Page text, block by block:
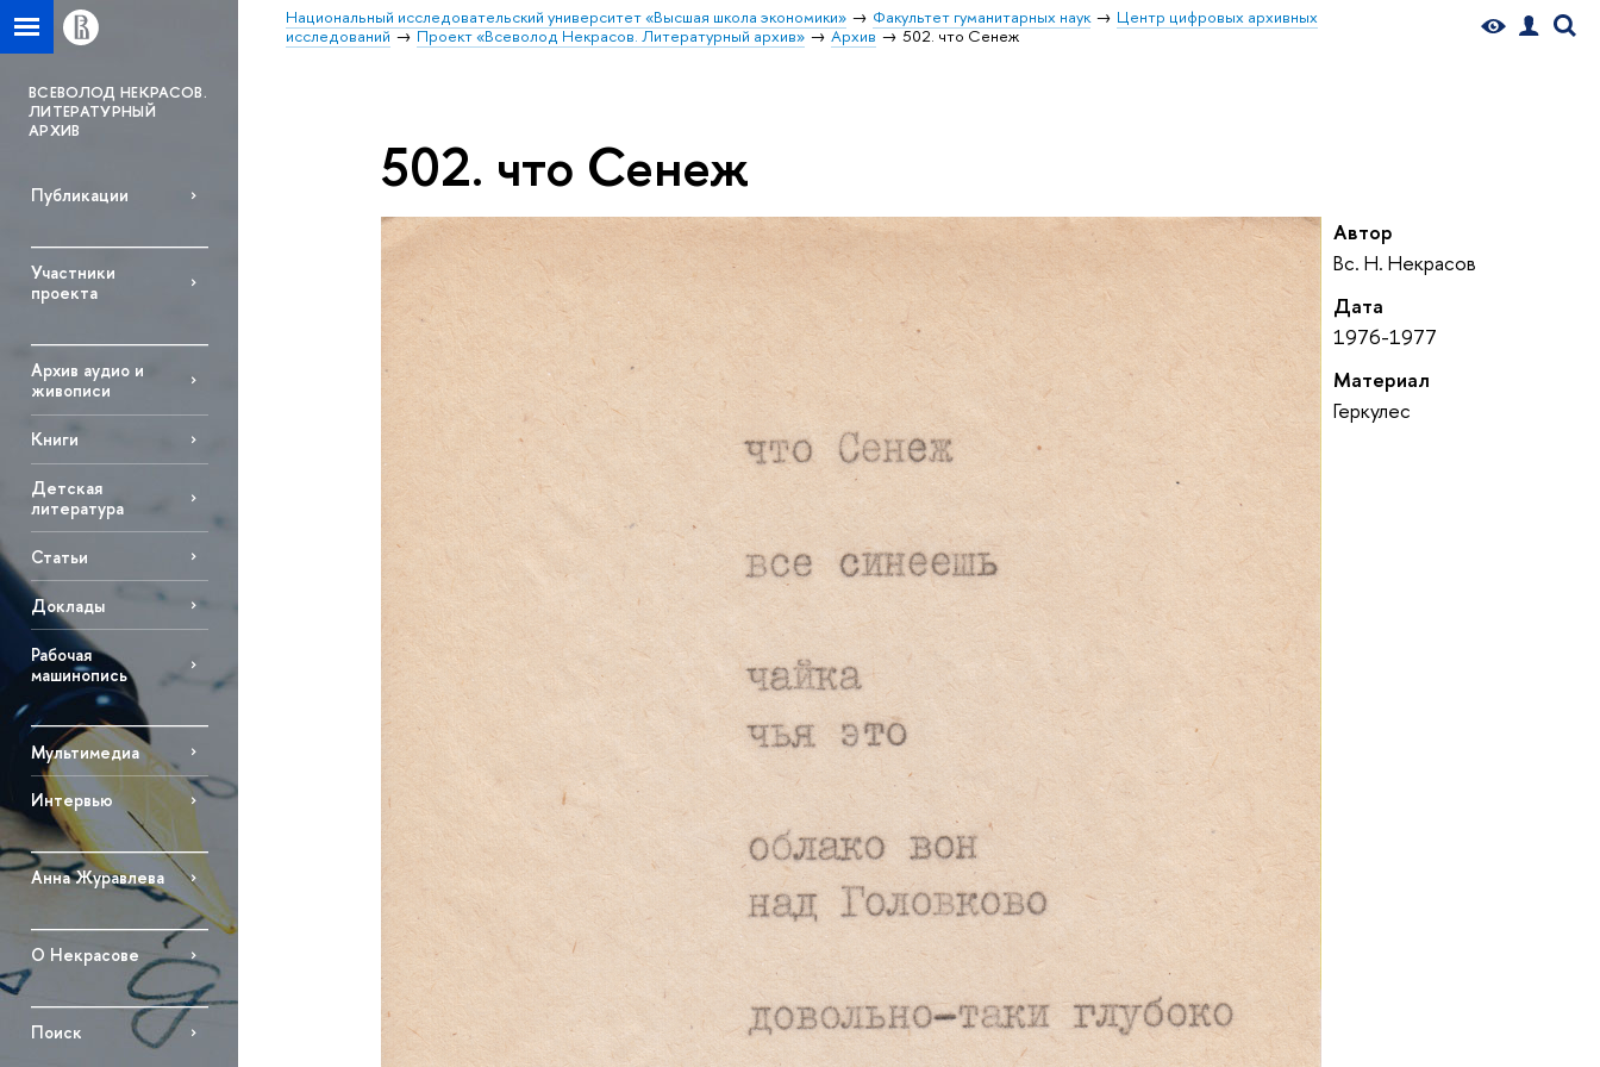
Национальный исследовательский университет «Высшая школа экономики» Факультет гуманитарных наук
Центр цифровых архивных
исследований
Проект «Всеволод Некрасов. Литературный архив» Архив 502. что Сенеж
ВСЕВОЛОД НЕКРАСОВ.
ЛИТЕРАТУРНЫЙ
АРХИВ
Публикации
Участники
проекта
Архив аудио и
живописи
Книги
Детская
литература
Статьи
Доклады
Рабочая
машинопись
Мультимедиа
Интервью
Анна Журавлева
О Некрасове
Поиск
502. что Сенеж
Автор
Вс. Н. Некрасов
Дата
1976-1977
Материал
Геркулес